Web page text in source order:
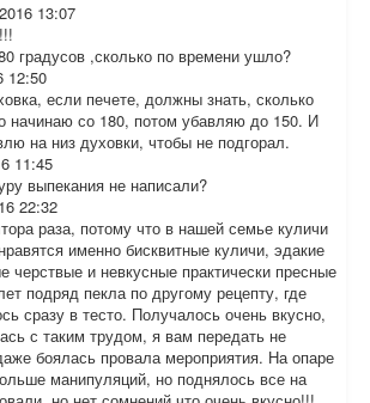
13:07
градусов ,сколько по времени ушло?
12:50
если печете, должны знать, сколько
начинаю со 180, потом убавляю до 150. И
на низ духовки, чтобы не подгорал.
11:45
выпекания не написали?
22:32
раза, потому что в нашей семье куличи
именно бисквитные куличи, эдакие
черствые и невкусные практически пресные
подряд пекла по другому рецепту, где
сразу в тесто. Получалось очень вкусно,
с таким трудом, я вам передать не
боялась провала мероприятия. На опаре
манипуляций, но поднялось все на